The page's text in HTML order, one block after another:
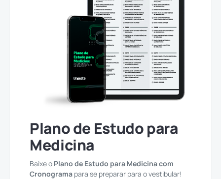
Plano de Estudo para
Medicina
Baixe o Plano de Estudo para Medicina com
Cronograma para se preparar para o vestibular!